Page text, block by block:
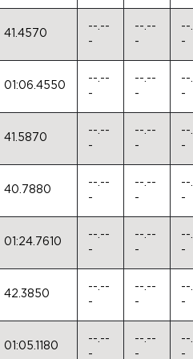
41.4570
--.--
-
--.--
-
--
-
01:06.4550
--.--
-
--.--
-
--
-
41.5870
--.--
-
--.--
-
--
-
40.7880
--.--
-
--.--
-
--
-
01:24.7610
--.--
-
--.--
-
--
-
42.3850
--.--
-
--.--
-
--
-
01:05.1180
--.--
-
--.--
-
--
-